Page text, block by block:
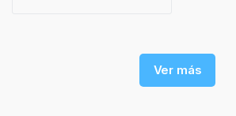
Ver más